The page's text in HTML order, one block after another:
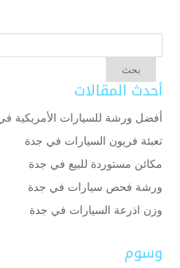
أحدث المقالات
أفضل ورشة للسيارات الأمريكية
تعبئة فريون السيارات في جدة
مكائن مستوردة للبيع في جدة
ورشة فحص سيارات في جدة
وزن اذرعة السيارات في جدة
وسوم